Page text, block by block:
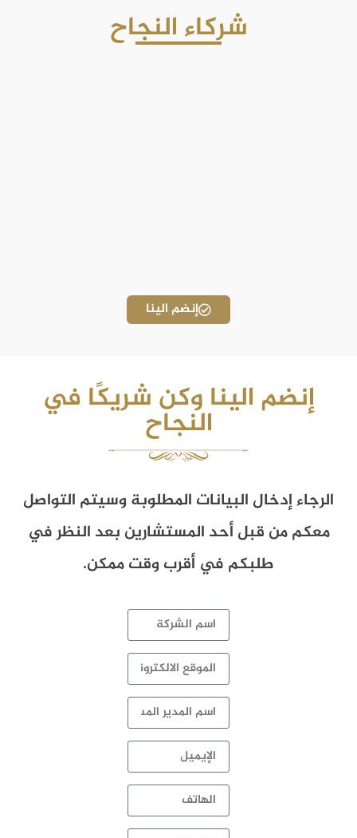
شركاء النجاح
إنضم الينا
إنضم الينا وكن شريكًا في
النجاح
الرجاء إدخال البيانات المطلوبة وسيتم التواصل
معكم من قبل أحد المستشارين بعد النظر في
طلبكم في أقرب وقت ممكن.